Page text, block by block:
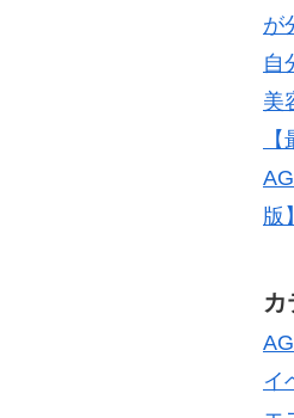
が
自
美
版】
カ
イ